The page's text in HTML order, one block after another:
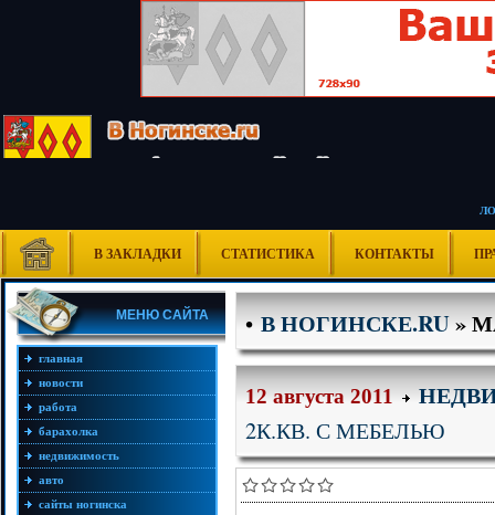
В ЗАКЛАДКИ СТАТИСТИКА КОНТАКТЫ
МЕНЮ САЙТА
главная
новости
работа
барахолка
недвижимость
авто
сайты ногинска
•В НОГИНСКЕ.RU»
12 августа 2011
2К.КВ. С МЕБЕЛЬЮ